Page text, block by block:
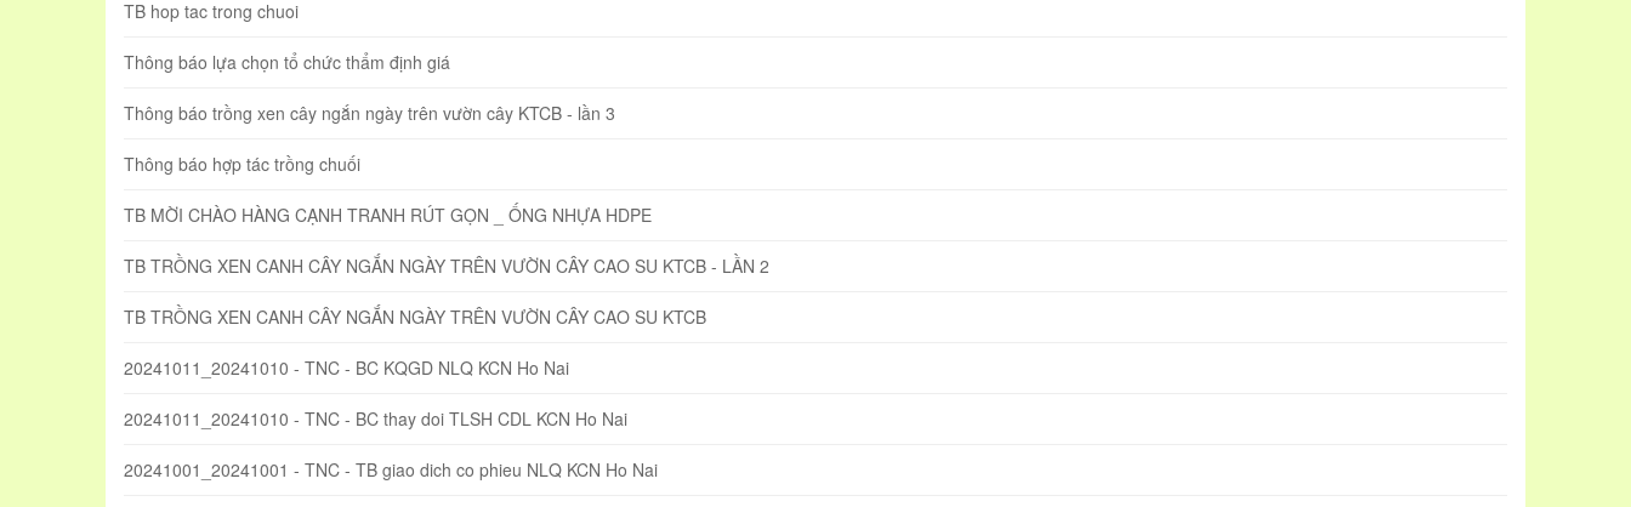
TB hop tac trong chuoi
Thông báo lựa chọn tổ chức thẩm định giá
Thông báo trồng xen cây ngắn ngày trên vườn cây KTCB - lần 3
Thông báo hợp tác trồng chuối
TB MỜI CHÀO HÀNG CẠNH TRANH RÚT GỌN _ ỐNG NHỰA HDPE
TB TRỒNG XEN CANH CÂY NGẮN NGÀY TRÊN VƯỜN CÂY CAO SU KTCB - LẦN 2
TB TRỒNG XEN CANH CÂY NGẮN NGÀY TRÊN VƯỜN CÂY CAO SU KTCB
20241011_20241010 - TNC - BC KQGD NLQ KCN Ho Nai
20241011_20241010 - TNC - BC thay doi TLSH CDL KCN Ho Nai
20241001_20241001 - TNC - TB giao dich co phieu NLQ KCN Ho Nai